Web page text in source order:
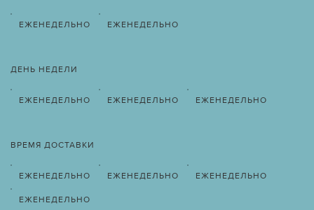
ЕЖЕНЕДЕЛЬНО ЕЖЕНЕДЕЛЬНО
ДЕНЬ НЕДЕЛИ
ЕЖЕНЕДЕЛЬНО ЕЖЕНЕДЕЛЬНО ЕЖЕНЕДЕЛЬНО
ВРЕМЯ ДОСТАВКИ
ЕЖЕНЕДЕЛЬНО ЕЖЕНЕДЕЛЬНО ЕЖЕНЕДЕЛЬНО
ЕЖЕНЕДЕЛЬНО